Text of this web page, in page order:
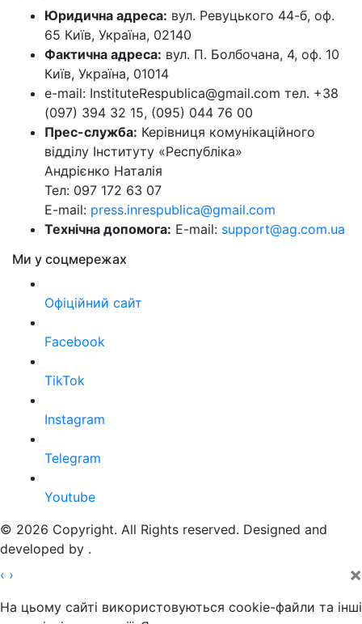
Юридична адреса: вул. Ревуцького 44-б, оф.
65 Київ, Україна, 02140
Фактична адреса: вул. П. Болбочана, 4, оф. 10
Київ, Україна, 01014
e-mail: InstituteRespublica@gmail.com тел. +38
(097) 394 32 15, (095) 044 76 00
Прес-служба: Керівниця комунікаційного
відділу Інституту «Республіка»
Андрієнко Наталія
Тел: 097 172 63 07
E-mail: press.inrespublica@gmail.com
Технічна допомога: E-mail: support@ag.com.ua
Ми у соцмережах
Офіційний сайт
Facebook
TikTok
Instagram
Telegram
Youtube
© 2026 Copyright. All Rights reserved. Designed and
developed by .
‹ › ×
На цьому сайті використовуються cookie-файли та інші